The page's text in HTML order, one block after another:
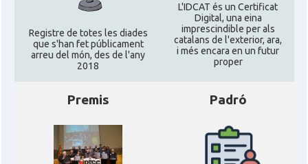
Catalans a UTAH
CAMON Catalans a VIRGINIA
CAMON Catalans a WASHINGTON DC
CAMON Catalans a WISCONSIN
Registre de totes les diades
que s'han fet públicament
arreu del món, des de l'any
2018
L'IDCAT és un Certificat
Digital, una eina
imprescindible per als
catalans de l'exterior, ara,
i més encara en un futur
proper
Premis Padró